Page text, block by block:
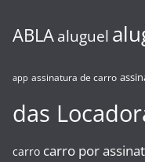
ABLA aluguel
app assinatura de carro
das
carro carro por